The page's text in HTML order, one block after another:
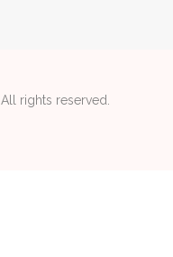
. All rights reserved.